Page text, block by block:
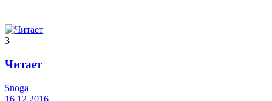
3
Читает
5noga
16.12.2016